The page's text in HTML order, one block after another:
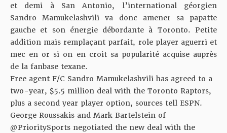
et demi à San Antonio, l’international géorgien
Sandro Mamukelashvili va donc amener sa papatte
gauche et son énergie débordante à Toronto. Petite
addition mais remplaçant parfait, role player aguerri et
mec en or si on en croit sa popularité acquise auprès
de la fanbase texane.
Free agent F/C Sandro Mamukelashvili has agreed to a
two-year, $5.5 million deal with the Toronto Raptors,
plus a second year player option, sources tell ESPN.
George Roussakis and Mark Bartelstein of
@PrioritySports negotiated the new deal with the